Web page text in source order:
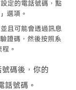
定的電話號碼，點
選項。
且可能會透過訊息
證碼，然後按照系
。
碼後，你的
號碼。